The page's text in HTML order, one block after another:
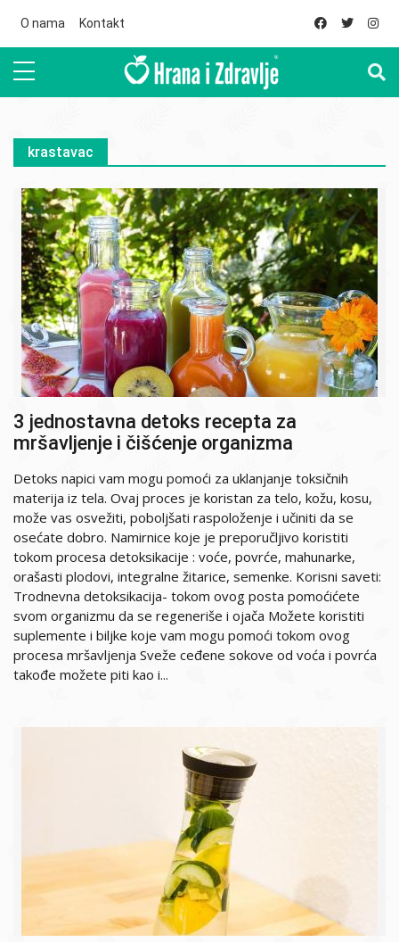
O nama Kontakt
krastavac
3 jednostavna detoks recepta za
mršavljenje i čišćenje organizma
Detoks napici vam mogu pomoći za uklanjanje toksičnih
materija iz tela. Ovaj proces je koristan za telo, kožu, kosu,
može vas osvežiti, poboljšati raspoloženje i učiniti da se
osećate dobro. Namirnice koje je preporučljivo koristiti
tokom procesa detoksikacije : voće, povrće, mahunarke,
orašasti plodovi, integralne žitarice, semenke. Korisni saveti:
Trodnevna detoksikacija- tokom ovog posta pomoćićete
svom organizmu da se regeneriše i ojača Možete koristiti
suplemente i biljke koje vam mogu pomoći tokom ovog
procesa mršavljenja Sveže ceđene sokove od voća i povrća
takođe možete piti kao i...